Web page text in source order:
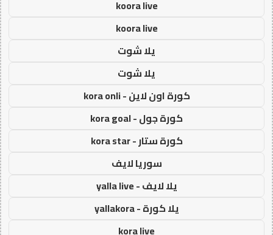
koora live
koora live
يلا شوت
يلا شوت
كورة اون لاين - kora onli
كورة جول - kora goal
كورة ستار - kora star
سوريا لايف
يلا لايف - yalla live
يلا كورة - yallakora
kora live